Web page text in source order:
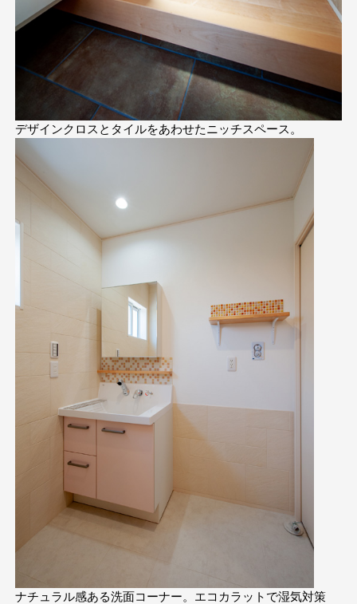
デザインクロスとタイルをあわせたニッチスペース。
ナチュラル感ある洗面コーナー。エコカラットで湿気対策